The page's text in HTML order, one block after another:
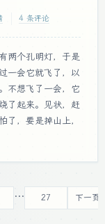
4 条评论
两个孔明灯，于是
一会它就飞了，以
不想飞了一会，它
了起来。见状，赶
了，要是掉山上，
... 27 下一页